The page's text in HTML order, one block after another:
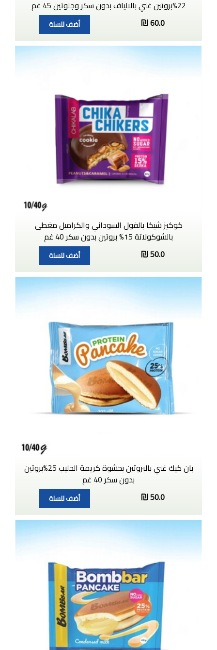
22%بروتين غني بالالياف بدون سكر وجلوتين 45 غم
60.0
أضف للسلة
كوكيز شيكا بالفول السوداني والكراميل مغطى
بالشوكولاتة 15% بروتين بدون سكر 40 غم
50.0
أضف للسلة
بان كيك غني بالبروتين بحشوة كريمة الحليب 25%بروتين
بدون سكر 40 غم
50.0
أضف للسلة